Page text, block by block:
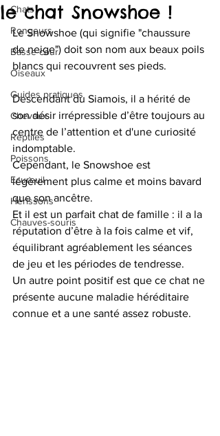
Chats
Rongeurs
Basse-cour
Oiseaux
Guides pratiques
Chevaux
Reptiles
Poissons
Ecureuil
Hérissons
Chauves-souris
le chat Snowshoe !
Le Snowshoe (qui signifie "chaussure
de neige") doit son nom aux beaux poils
blancs qui recouvrent ses pieds.
Descendant du Siamois, il a hérité de
son désir irrépressible d’être toujours au
centre de l’attention et d'une curiosité
indomptable.
Cependant, le Snowshoe est
légèrement plus calme et moins bavard
que son ancêtre.
Et il est un parfait chat de famille : il a la
réputation d’être à la fois calme et vif,
équilibrant agréablement les séances
de jeu et les périodes de tendresse.
Un autre point positif est que ce chat ne
présente aucune maladie héréditaire
connue et a une santé assez robuste.